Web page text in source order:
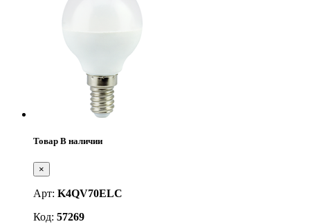
Товар В наличии
×
Арт: K4QV70ELC
Код: 57269